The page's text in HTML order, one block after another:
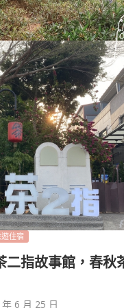
住宿
指故事館，春秋
6 月 25 日